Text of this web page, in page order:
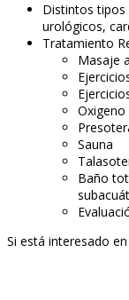
Distintos tipos
urológicos,
Tratamiento
Masaje
Sauna
Baño
Si está interesado